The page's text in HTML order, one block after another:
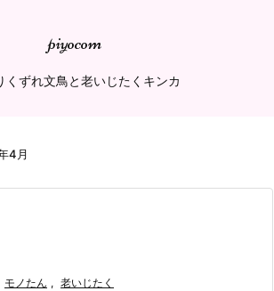
piyocom
くずれ文鳥と老いじたくキンカ
4月
モノたん , 老いじたく